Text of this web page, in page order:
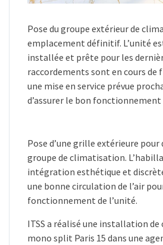
Pose du groupe extérieur de
emplacement définitif. L’unité
installée et prête pour les
raccordements sont en cours de
une mise en service prévue
d’assurer le bon
Pose d’une grille extérieure
groupe de climatisation.
intégration esthétique et
une bonne circulation de l’air
fonctionnement de l’unité.
ITSS a réalisé une installation
mono split Paris 15 dans une